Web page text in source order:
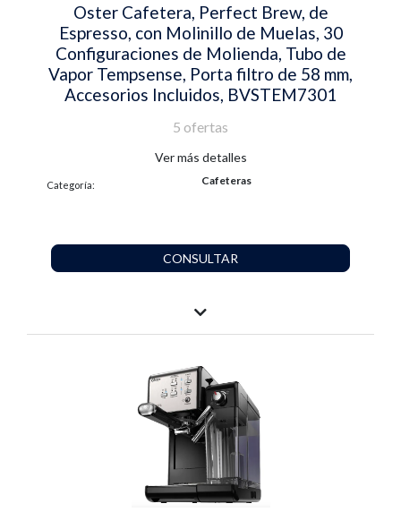
Oster Cafetera, Perfect Brew, de
Espresso, con Molinillo de Muelas, 30
Configuraciones de Molienda, Tubo de
Vapor Tempsense, Porta filtro de 58 mm,
Accesorios Incluidos, BVSTEM7301
5 ofertas
Ver más detalles
Categoría: Cafeteras
CONSULTAR